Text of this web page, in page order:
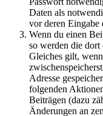
Daten als
vor deren Eingabe
Wenn du einen
so werden die dort
Gleiches gilt,
Adresse
folgenden
Beiträgen (dazu
Änderungen an